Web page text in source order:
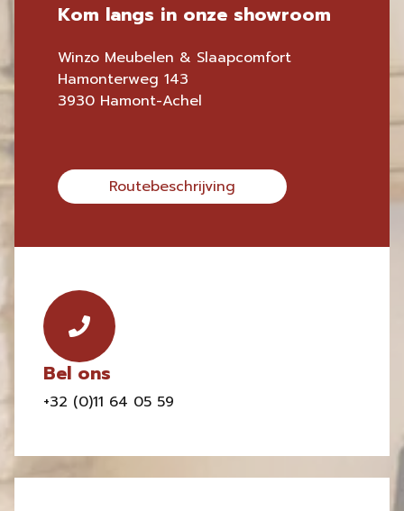
Kom langs in onze showroom
Winzo Meubelen & Slaapcomfort
Hamonterweg 143
3930 Hamont-Achel
Routebeschrijving
Bel ons
+32 (0)11 64 05 59